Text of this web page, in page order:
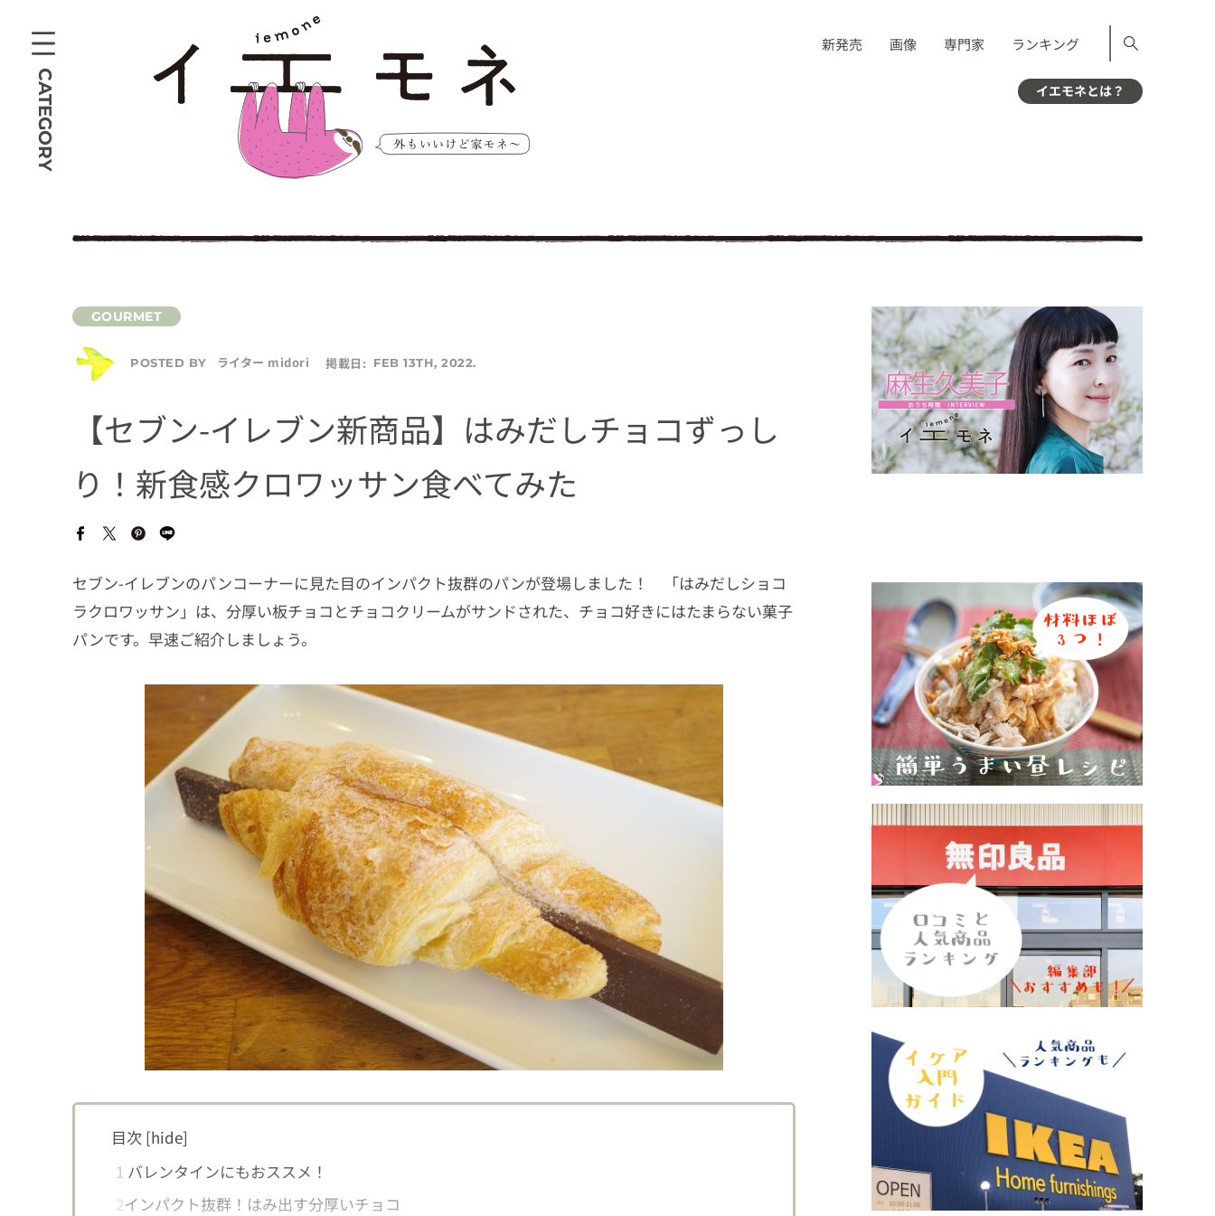
CATEGORY
新発売 画像 専門家 ランキング
イエモネとは？
POSTED BY ライター midori 掲載日: FEB 13TH, 2022.
【セブン-イレブン新商品】はみだしチョコずっし
り！新食感クロワッサン食べてみた
セブン-イレブンのパンコーナーに見た目のインパクト抜群のパンが登場しました！ 「はみだしショコ
ラクロワッサン」は、分厚い板チョコとチョコクリームがサンドされた、チョコ好きにはたまらない菓子
パンです。早速ご紹介しましょう。
目次 [hide]
1 バレンタインにもおススメ！
2インパクト抜群！はみ出す分厚いチョコ